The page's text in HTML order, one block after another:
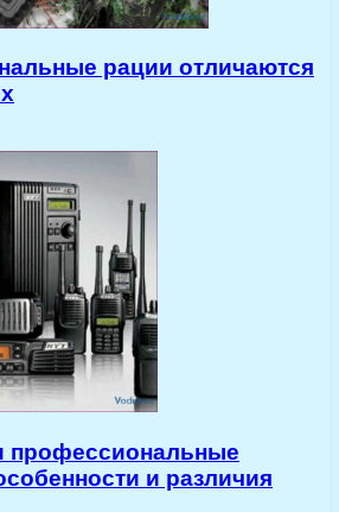
рации отличаются
профессиональные
и различия